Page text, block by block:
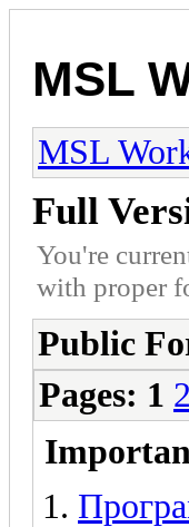
MSL
MSL
Full
You're
with proper
Public
Pages: 1 2